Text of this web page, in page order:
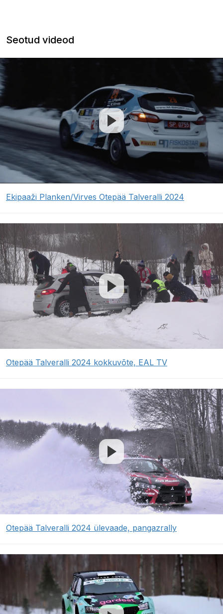
Seotud videod
Ekipaaži Planken/Virves Otepää Talveralli 2024
Otepää Talveralli 2024 kokkuvõte, EAL TV
Otepää Talveralli 2024 ülevaade, pangazrally